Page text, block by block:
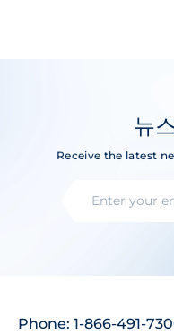
뉴
Receive the latest
Phone: 1-866-491-